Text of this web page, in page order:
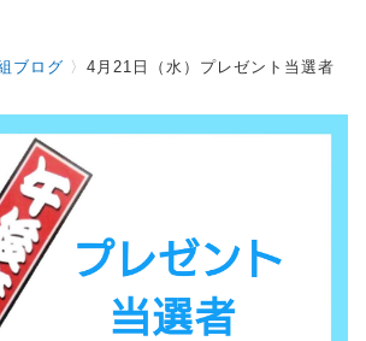
ブログ 〉4月21日（水）プレゼント当選者